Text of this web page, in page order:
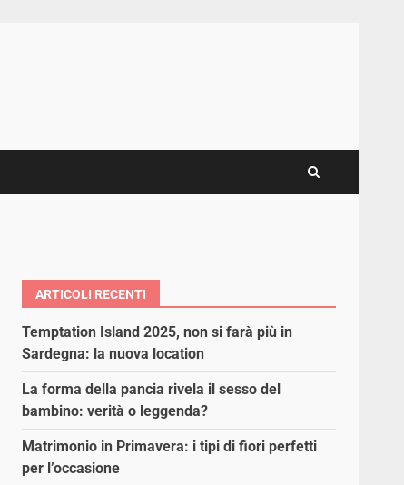
ARTICOLI RECENTI
Temptation Island 2025, non si farà più in
Sardegna: la nuova location
La forma della pancia rivela il sesso del
bambino: verità o leggenda?
Matrimonio in Primavera: i tipi di fiori perfetti
per l’occasione